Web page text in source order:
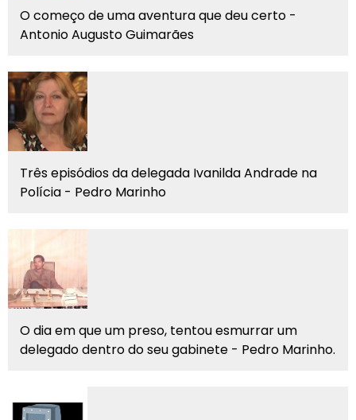
O começo de uma aventura que deu certo -
Antonio Augusto Guimarães
Três episódios da delegada Ivanilda Andrade na
Polícia - Pedro Marinho
O dia em que um preso, tentou esmurrar um
delegado dentro do seu gabinete - Pedro Marinho.